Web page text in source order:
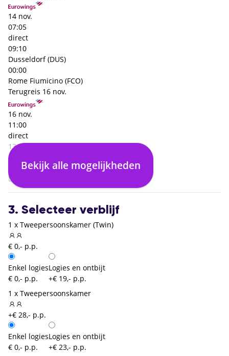
14 nov.
07:05
direct
09:10
Dusseldorf (DUS)
00:00
Rome Fiumicino (FCO)
Terugreis 16 nov.
16 nov.
11:00
direct
13:05
Rome Fiumicino (FCO)
00:00
Dusseldorf (DUS)
Bekijk alle mogelijkheden
3. Selecteer verblijf
1 x Tweepersoonskamer (Twin)
€ 0,- p.p.
Enkel logies
€ 0,- p.p.
Logies en ontbijt
+€ 19,- p.p.
1 x Tweepersoonskamer
+€ 28,- p.p.
Enkel logies
€ 0,- p.p.
Logies en ontbijt
+€ 23,- p.p.